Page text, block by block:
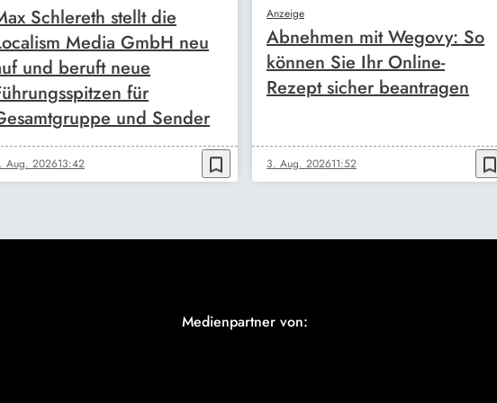
Schlereth stellt die
Media GmbH neu
und beruft neue
für
und Sender
Aug. 202613:42 bookmark_border
Anzeige
Abnehmen mit Wegovy: So
können Sie Ihr Online-
Rezept sicher beantragen
3. Aug. 202611:52 bookmark_border
Medienpartner von: